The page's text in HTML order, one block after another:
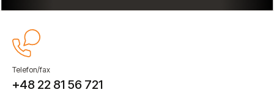
Telefon/fax
+48 22 81 56 721